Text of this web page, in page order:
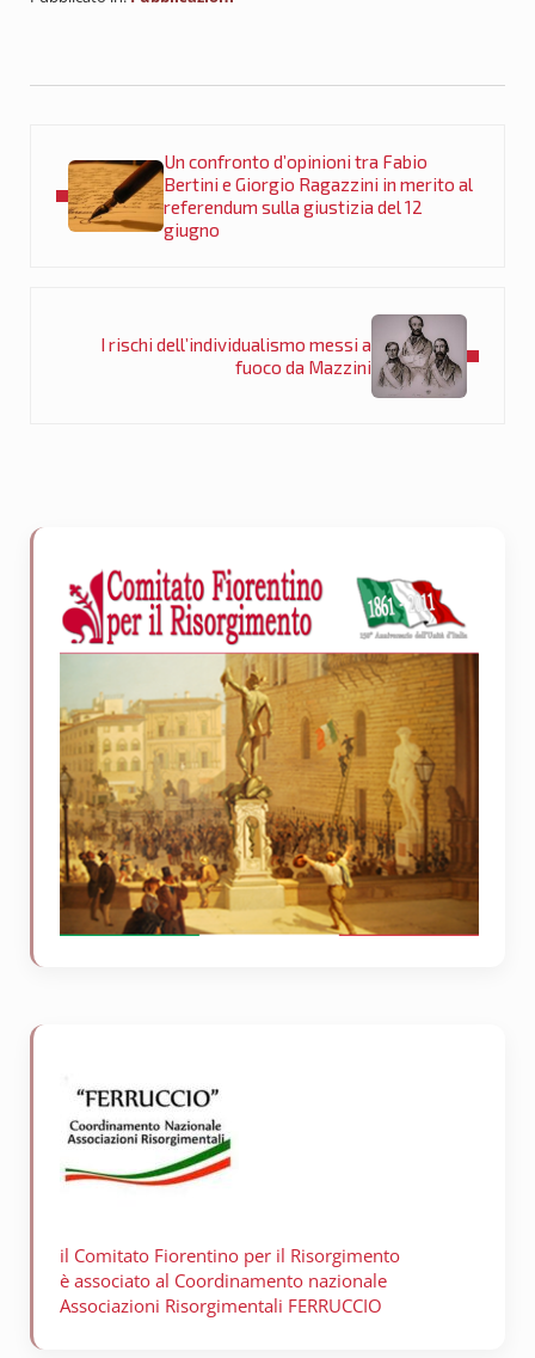
Un confronto d’opinioni tra Fabio
Bertini e Giorgio Ragazzini in merito al
referendum sulla giustizia del 12
giugno
I rischi dell’individualismo messi a
fuoco da Mazzini
Sidebar
il Comitato Fiorentino per il Risorgimento
è associato al Coordinamento nazionale
Associazioni Risorgimentali FERRUCCIO